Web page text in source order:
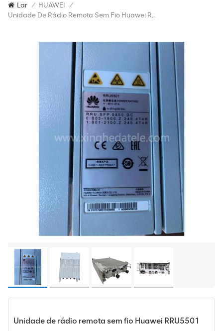
Lar / HUAWEI /
Unidade De Rádio Remota Sem Fio Huawei RRU5501 02311VMD Para DBS5900
Unidade de rádio remota sem fio Huawei RRU5501